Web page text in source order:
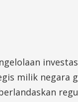
milik